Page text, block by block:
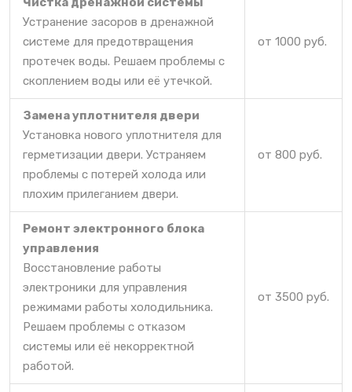
Устранение засоров в дренажной
системе для предотвращения
протечек воды. Решаем проблемы с
скоплением воды или её утечкой.
от 1000 руб.
Замена уплотнителя двери
Установка нового уплотнителя для
герметизации двери. Устраняем
проблемы с потерей холода или
плохим прилеганием двери.
от 800 руб.
Ремонт электронного блока
управления
Восстановление работы
электроники для управления
режимами работы холодильника.
Решаем проблемы с отказом
системы или её некорректной
работой.
от 3500 руб.